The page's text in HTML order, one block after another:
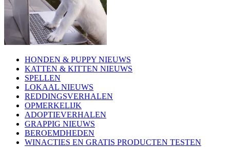
HONDEN & PUPPY NIEUWS
KATTEN & KITTEN NIEUWS
SPELLEN
LOKAAL NIEUWS
REDDINGSVERHALEN
OPMERKELIJK
ADOPTIEVERHALEN
GRAPPIG NIEUWS
BEROEMDHEDEN
WINACTIES EN GRATIS PRODUCTEN TESTEN